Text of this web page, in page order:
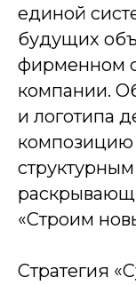
единой
будущих
фирменном
компании.
и логотипа
композицию
«Строим
Стратегия